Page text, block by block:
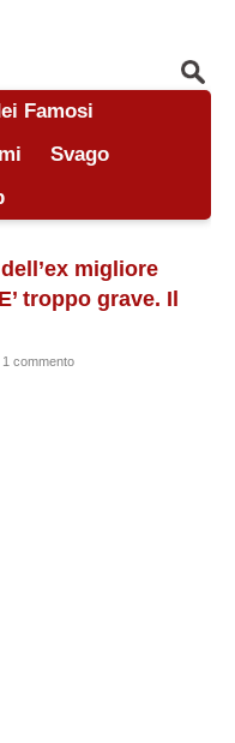
Famosi
Svago
migliore
troppo grave. Il
commento